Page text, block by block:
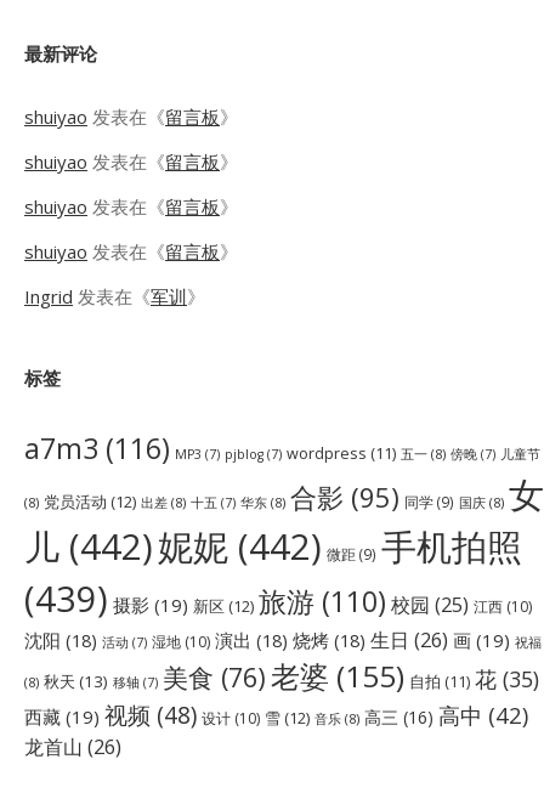
最新评论
shuiyao 发表在《留言板》
shuiyao 发表在《留言板》
shuiyao 发表在《留言板》
shuiyao 发表在《留言板》
Ingrid 发表在《军训》
标签
a7m3 (116) MP3 (7) pjblog (7) wordpress (11) 五一 (8) 傍晚 (7) 儿童节
(8) 党员活动 (12) 出差 (8) 十五 (7) 华东 (8) 合影 (95) 同学(9) 国庆 (8) 女
儿 (442)妮妮 (442) 微距(9) 手机拍照
(439) 摄影 (19) 新区 (12) 旅游 (110) 校园 (25) 江西 (10)
沈阳 (18) 活动 (7) 湿地 (10) 演出 (18) 烧烤 (18) 生日 (26) 画 (19) 祝福
(8) 秋天 (13) 移轴 (7) 美食 (76)老婆 (155) 自拍 (11) 花 (35)
西藏 (19) 视频 (48) 设计 (10) 雪 (12) 音乐 (8) 高三 (16) 高中 (42)
龙首山 (26)